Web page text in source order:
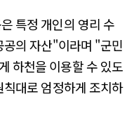
특정 개인의 영리 수
공의 자산"이라며 "군민
하천을 이용할 수 있도
대로 엄정하게 조치하